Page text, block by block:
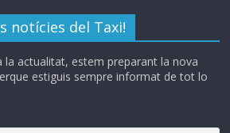
notícies del Taxi!
actualitat, estem preparant la nova
estiguis sempre informat de tot lo